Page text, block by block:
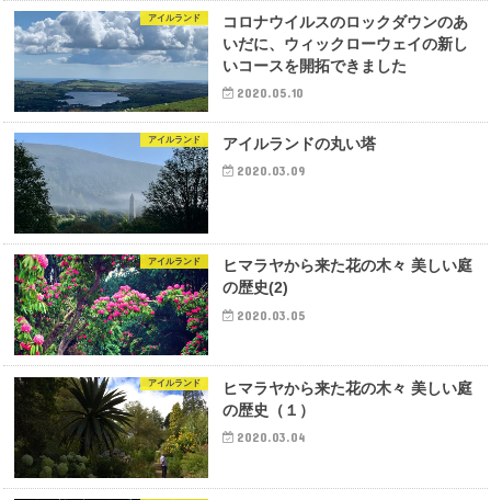
アイルランド
コロナウイルスのロックダウンのあ
いだに、ウィックローウェイの新し
いコースを開拓できました
2020.05.10
アイルランド アイルランドの丸い塔
2020.03.09
アイルランド
ヒマラヤから来た花の木々 美しい庭
の歴史(2)
2020.03.05
アイルランド
ヒマラヤから来た花の木々 美しい庭
の歴史（１）
2020.03.04